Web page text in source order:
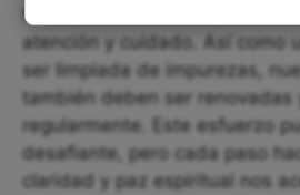
tanto por fuera como por
atención y cuidado. Así como
ser limpiada de impurezas,
también deben ser renovadas
regularmente. Este esfuerzo
desafiante, pero cada paso
claridad y paz espiritual nos